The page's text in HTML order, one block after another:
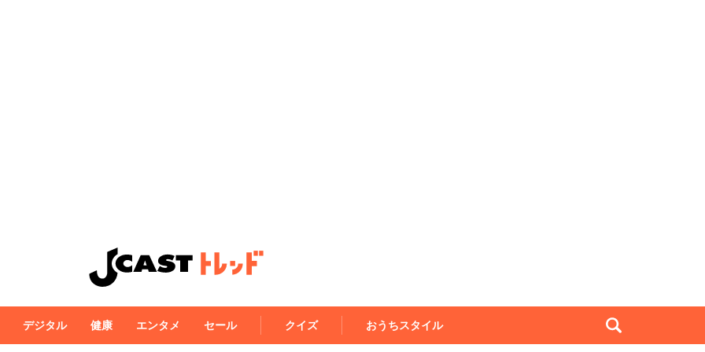
デジタル 健康 エンタメ セール クイズ おうちスタイル